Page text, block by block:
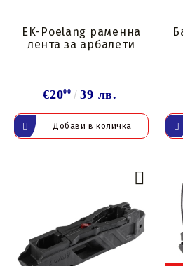
EK-Poelang раменна
лента за арбалети
€2000 39 лв.